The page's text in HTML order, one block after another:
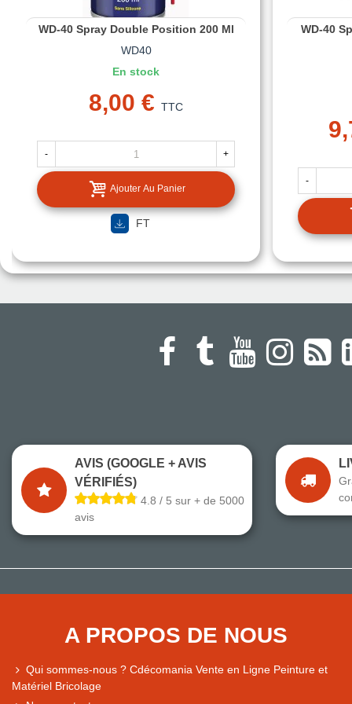
WD-40 Spray Double Position 200 Ml
WD40
En stock
8,00 € TTC
- +
Ajouter Au Panier
FT
WD-40
-
AVIS (GOOGLE + AVIS
VÉRIFIÉS)
4.8 / 5 sur + de 5000
avis
A PROPOS DE NOUS